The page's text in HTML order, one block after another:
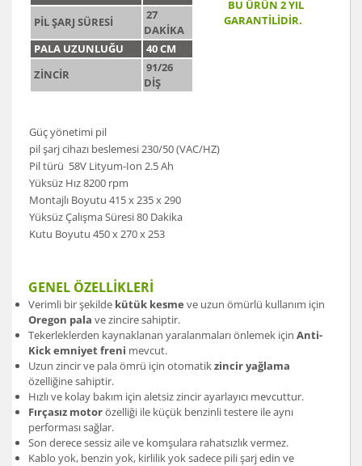
PİL ŞARJ SÜRESİ
27
DAKİKA
PALA UZUNLUĞU
40 CM
ZİNCİR
91/26
DİŞ
BU ÜRÜN 2 YIL
GARANTİLİDİR.
Güç yönetimi pil
pil şarj cihazı beslemesi 230/50 (VAC/HZ)
Pil türü 58V Lityum-Ion 2.5 Ah
Yüksüz Hız 8200 rpm
Montajlı Boyutu 415 x 235 x 290
Yüksüz Çalışma Süresi 80 Dakika
Kutu Boyutu 450 x 270 x 253
GENEL ÖZELLİKLERİ
Verimli bir şekilde kütük kesme ve uzun ömürlü kullanım için
Oregon pala ve zincire sahiptir.
Tekerleklerden kaynaklanan yaralanmaları önlemek için Anti-
Kick emniyet freni mevcut.
Uzun zincir ve pala ömrü için otomatikzincir yağlama
özelliğine sahiptir.
Hızlı ve kolay bakım için aletsiz zincir ayarlayıcı mevcuttur.
Fırçasız motorözelliği ile küçük benzinli testere ile aynı
performası sağlar.
Son derece sessiz aile ve komşulara rahatsızlık vermez.
Kablo yok, benzin yok, kirlilik yok sadece pili şarj edin ve